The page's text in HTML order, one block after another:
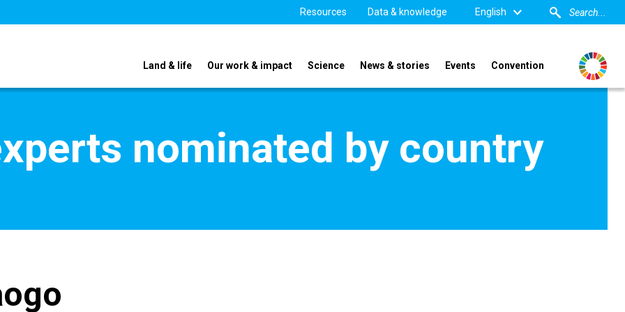
Resources Data & knowledge English
Land & life Our work & impact Science News & stories Events Convention
nominated by country